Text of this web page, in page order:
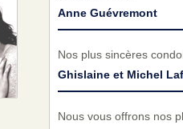
Anne Guévremont
Nos plus sincères
Ghislaine et Michel
Nous vous offrons nos